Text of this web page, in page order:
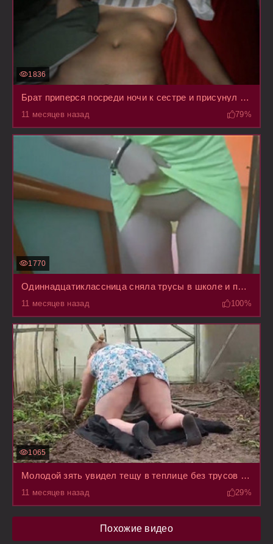
Брат приперся посреди ночи к сестре и присунул ей пока она сладко дрыхла
11 месяцев назад 79%
1836
Одиннадцатиклассница сняла трусы в школе и прошлась по ней в последний раз с голой пиздой
11 месяцев назад 100%
1770
Молодой зять увидел тещу в теплице без трусов под сарафаном и ошалел, да не смог устоять
11 месяцев назад 29%
1065
Похожие видео